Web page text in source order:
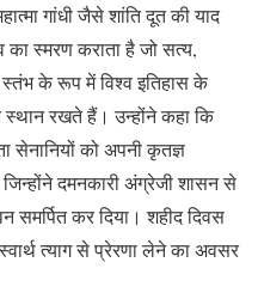
गांधी जैसे शांति दूत की याद
स्मरण कराता है जो सत्य,
के रूप में विश्व इतिहास के
स्थान रखते हैं। उन्होंने कहा कि
सेनानियों को अपनी कृतज्ञ
दमनकारी अंग्रेजी शासन से
समर्पित कर दिया। शहीद दिवस
त्याग से प्रेरणा लेने का अवसर